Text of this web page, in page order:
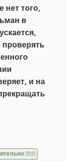
нет того,
в
и на
(50)